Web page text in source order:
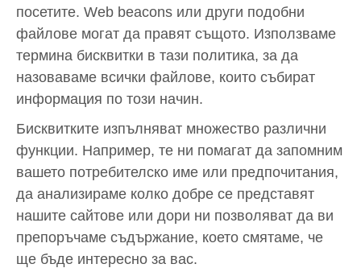
посетите. Web beacons или други подобни
файлове могат да правят същото. Използваме
термина бисквитки в тази политика, за да
назоваваме всички файлове, които събират
информация по този начин.
Бисквитките изпълняват множество различни
функции. Например, те ни помагат да запомним
вашето потребителско име или предпочитания,
да анализираме колко добре се представят
нашите сайтове или дори ни позволяват да ви
препоръчаме съдържание, което смятаме, че
ще бъде интересно за вас.